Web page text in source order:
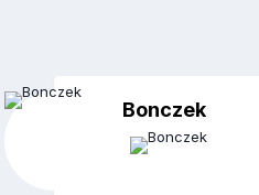
Bonczek